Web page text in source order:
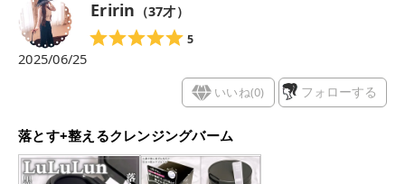
うかな。 *1 整肌成分 *2 肌をひきしめる成分 テトラヘキシル
デカン酸アスコルビル *3 整肌成分 ダイズ種子エキス
Eririn （37才）
5
2025/06/25
いいね(0) フォローする
落とす+整えるクレンジングバーム